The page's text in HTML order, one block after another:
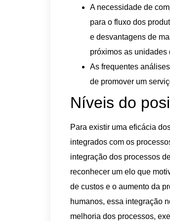
A necessidade de
para o fluxo dos
e desvantagens de
próximos as
As frequentes
de promover um
Níveis do
Para existir uma eficácia
integrados com os
integração dos processos
reconhecer um elo que
de custos e o aumento da
humanos, essa integração
melhoria dos processos,